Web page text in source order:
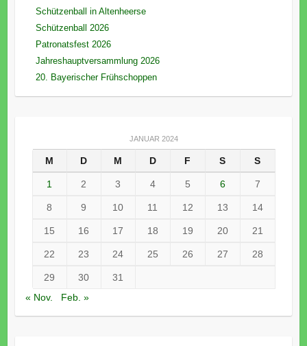
Schützenball in Altenheerse
Schützenball 2026
Patronatsfest 2026
Jahreshauptversammlung 2026
20. Bayerischer Frühschoppen
JANUAR 2024
M D M D F S S
1 2 3 4 5 6 7
8 9 10 11 12 13 14
15 16 17 18 19 20 21
22 23 24 25 26 27 28
29 30
31
« Nov.
Feb. »